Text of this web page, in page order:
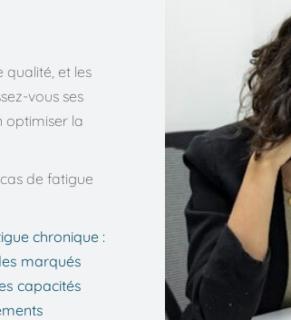
qualité, et les
vous ses
optimiser la
de fatigue
chronique :
marqués
capacités